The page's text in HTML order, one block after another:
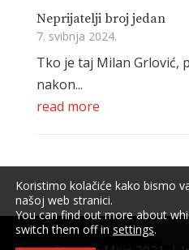
Neprijatelji broj jedan
7. svibnja 2024.
Tko je taj Milan Grlović,
nakon...
read more
Koristimo kolačiće kako bismo
našoj web stranici.
You can find out more about
switch them off in settings.